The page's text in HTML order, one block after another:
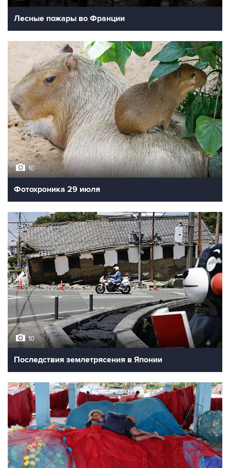
Лесные пожары во Франции
10
Фотохроника 29 июля
10
Последствия землетрясения в Японии